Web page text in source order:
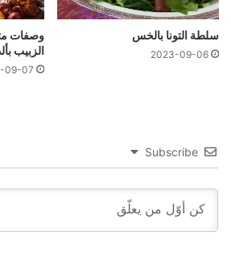
سلطة التونا بالخس
2023-09-06
وصفات
الزبيب
09-07
Subscribe